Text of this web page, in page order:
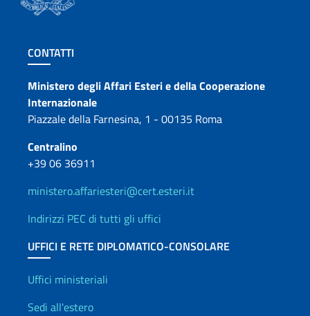
Sezione footer
CONTATTI
Contatti
Ministero degli Affari Esteri e della Cooperazione
Internazionale
Piazzale della Farnesina, 1 - 00135 Roma
Centralino
+39 06 36911
ministero.affariesteri@cert.esteri.it
Indirizzi PEC di tutti gli uffici
UFFICI E RETE DIPLOMATICO-CONSOLARE
Uffici e Rete diplomatica
Uffici ministeriali
Sedi all'estero